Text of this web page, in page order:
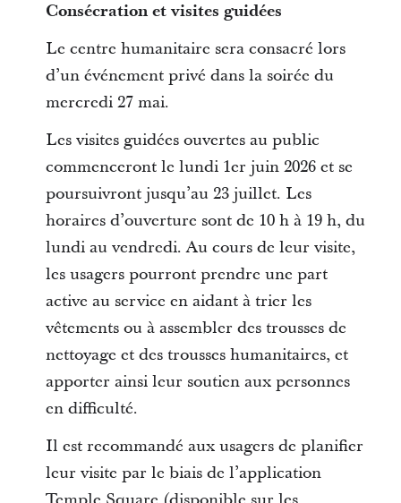
Consécration et visites guidées
Le centre humanitaire sera consacré lors
d’un événement privé dans la soirée du
mercredi 27 mai.
Les visites guidées ouvertes au public
commenceront le lundi 1er juin 2026 et se
poursuivront jusqu’au 23 juillet. Les
horaires d’ouverture sont de 10 h à 19 h, du
lundi au vendredi. Au cours de leur visite,
les usagers pourront prendre une part
active au service en aidant à trier les
vêtements ou à assembler des trousses de
nettoyage et des trousses humanitaires, et
apporter ainsi leur soutien aux personnes
en difficulté.
Il est recommandé aux usagers de planifier
leur visite par le biais de l’application